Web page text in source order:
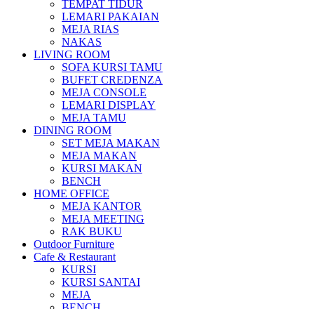
TEMPAT TIDUR
LEMARI PAKAIAN
MEJA RIAS
NAKAS
LIVING ROOM
SOFA KURSI TAMU
BUFET CREDENZA
MEJA CONSOLE
LEMARI DISPLAY
MEJA TAMU
DINING ROOM
SET MEJA MAKAN
MEJA MAKAN
KURSI MAKAN
BENCH
HOME OFFICE
MEJA KANTOR
MEJA MEETING
RAK BUKU
Outdoor Furniture
Cafe & Restaurant
KURSI
KURSI SANTAI
MEJA